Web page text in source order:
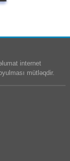
internet
mütləqdir.